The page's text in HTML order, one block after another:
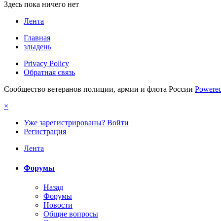
Здесь пока ничего нет
Лента
Главная
злыдень
Privacy Policy
Обратная связь
Сообщество ветеранов полиции, армии и флота России
×
Уже зарегистрированы? Войти
Регистрация
Лента
Форумы
Назад
Форумы
Новости
Общие вопросы